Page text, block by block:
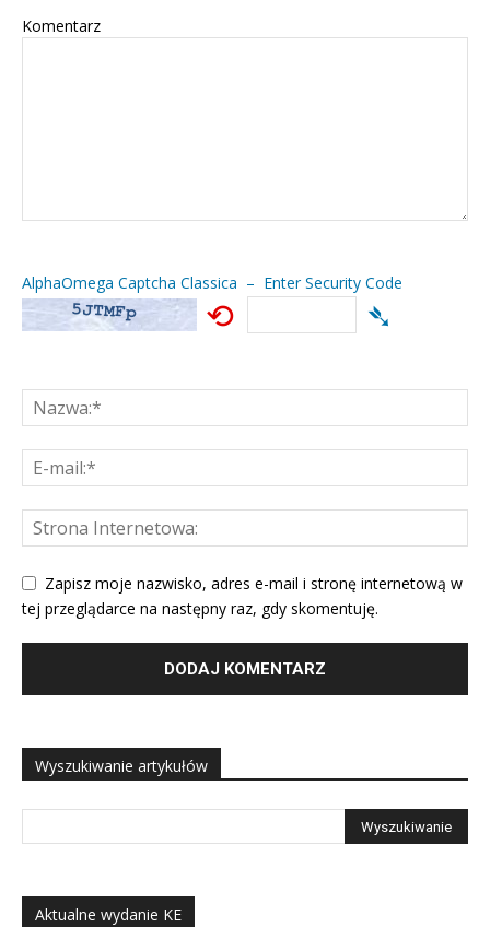
Komentarz
AlphaOmega Captcha Classica – Enter Security Code
⟲ ➴
Zapisz moje nazwisko, adres e-mail i stronę internetową w
tej przeglądarce na następny raz, gdy skomentuję.
Wyszukiwanie artykułów
Aktualne wydanie KE